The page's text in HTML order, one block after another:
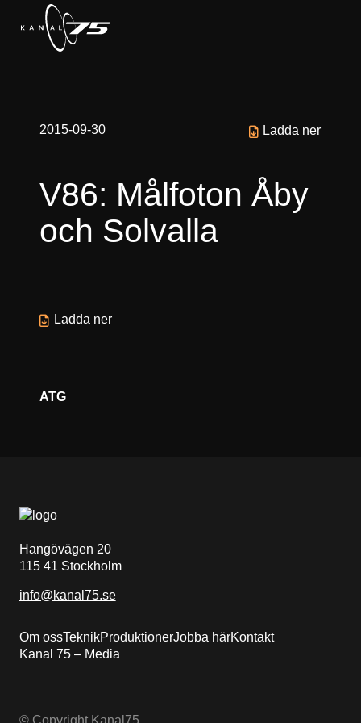
2015-09-30 Ladda ner
V86: Målfoton Åby
och Solvalla
Ladda ner
ATG
Hangövägen 20
115 41 Stockholm
info@kanal75.se
Om ossTeknikProduktionerJobba härKontakt
Kanal 75 – Media
© Copyright Kanal75